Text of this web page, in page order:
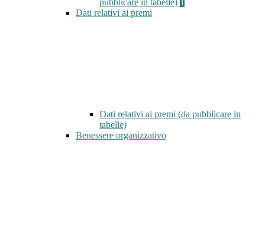
pubblicare in tabelle)
Dati relativi ai premi
Dati relativi ai premi (da pubblicare in
tabelle)
Benessere organizzativo